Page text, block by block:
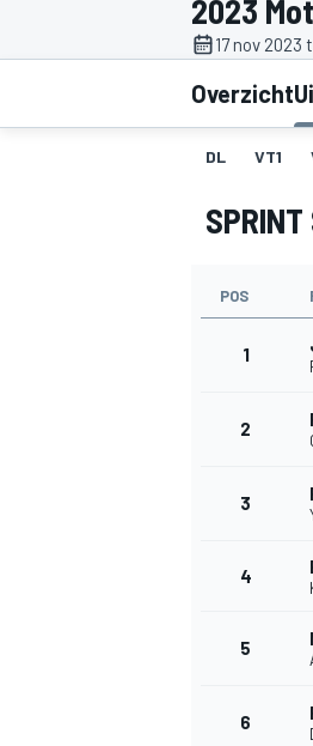
INDYCAR
2023
17 nov 2023
Overzicht
DL VT1
SPRINT
POS
1
2
3
4
5
6